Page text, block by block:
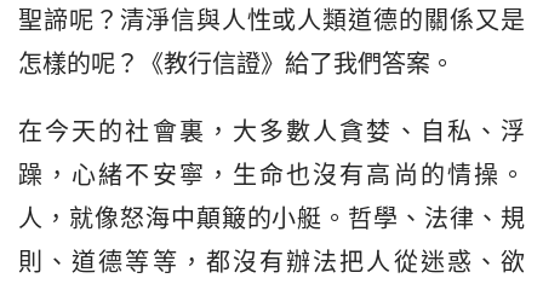
聖諦呢？清淨信與人性或人類道德的關係又是
怎樣的呢？《教行信證》給了我們答案。
在今天的社會裏，大多數人貪婪、自私、浮
躁，心緒不安寧，生命也沒有高尚的情操。
人，就像怒海中顛簸的小艇。哲學、法律、規
則、道德等等，都沒有辦法把人從迷惑、欲